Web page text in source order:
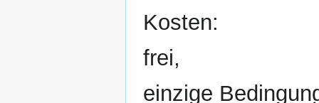
Kosten:
frei,
einzige